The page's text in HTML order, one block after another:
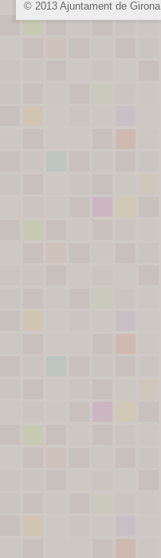
© 2013 Ajuntament de Girona